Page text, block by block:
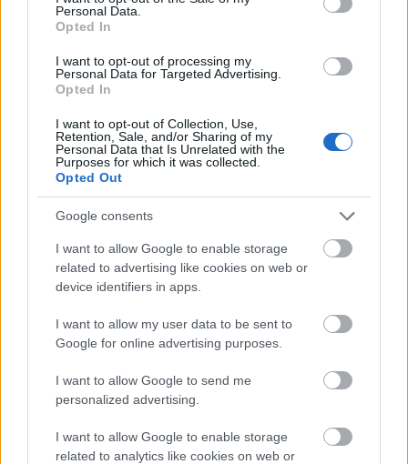
Personal Data.
Opted In
I want to opt-out of processing my
Personal Data for Targeted Advertising.
Opted In
I want to opt-out of Collection, Use,
Retention, Sale, and/or Sharing of my
Personal Data that Is Unrelated with the
Purposes for which it was collected.
Opted Out
Google consents
I want to allow Google to enable storage
related to advertising like cookies on web or
device identifiers in apps.
I want to allow my user data to be sent to
Google for online advertising purposes.
I want to allow Google to send me
personalized advertising.
I want to allow Google to enable storage
related to analytics like cookies on web or
Το «ντόνατ» της OpenAI: Όλα όσα ξέρουμε για την
πρώτη της συσκευή με υπογραφή Jony Ive
«Πανικός» στο πανηγύρι της Οβρυάς με Βελισσάρη
ΒΙΝΤΕΟ